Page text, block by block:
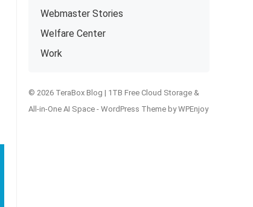
Webmaster Stories
Welfare Center
Work
© 2026 TeraBox Blog | 1TB Free Cloud Storage &
All-in-One AI Space - WordPress Theme byWPEnjoy